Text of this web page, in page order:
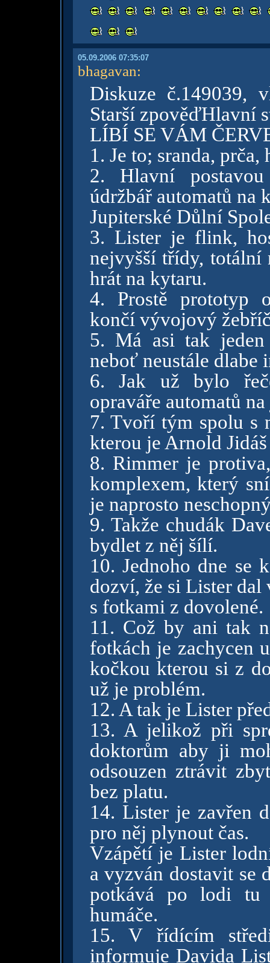
05.09.2006 07:35:07
bhagavan:
Diskuze č.149039,
Starší zpověďHlavní
LÍBÍ SE VÁM
1. Je to; sranda,
2. Hlavní
údržbář automatů na
Jupiterské Důlní
3. Lister je flink,
nejvyšší třídy,
hrát na kytaru.
4. Prostě prototyp
končí vývojový
5. Má asi tak
neboť neustále
6. Jak už bylo
opraváře automatů
7. Tvoří tým spolu s
kterou je Arnold
8. Rimmer je
komplexem, který
je naprosto
9. Takže chudák
bydlet z něj šílí.
10. Jednoho dne se
dozví, že si Lister
s fotkami z dovolené.
11. Což by ani tak
fotkách je zachycen
kočkou kterou si z
už je problém.
12. A tak je Lister
13. A jelikož při
doktorům aby ji
odsouzen ztrávit
bez platu.
14. Lister je zavřen
pro něj plynout čas.
Vzápětí je Lister
a vyzván dostavit se
potkává po lodi tu
humáče.
15. V řídícím
informuje Davida